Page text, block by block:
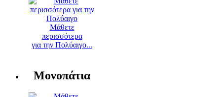
Μάθετε
περισσότερα
για την Πολύαιγο...
Μονοπάτια